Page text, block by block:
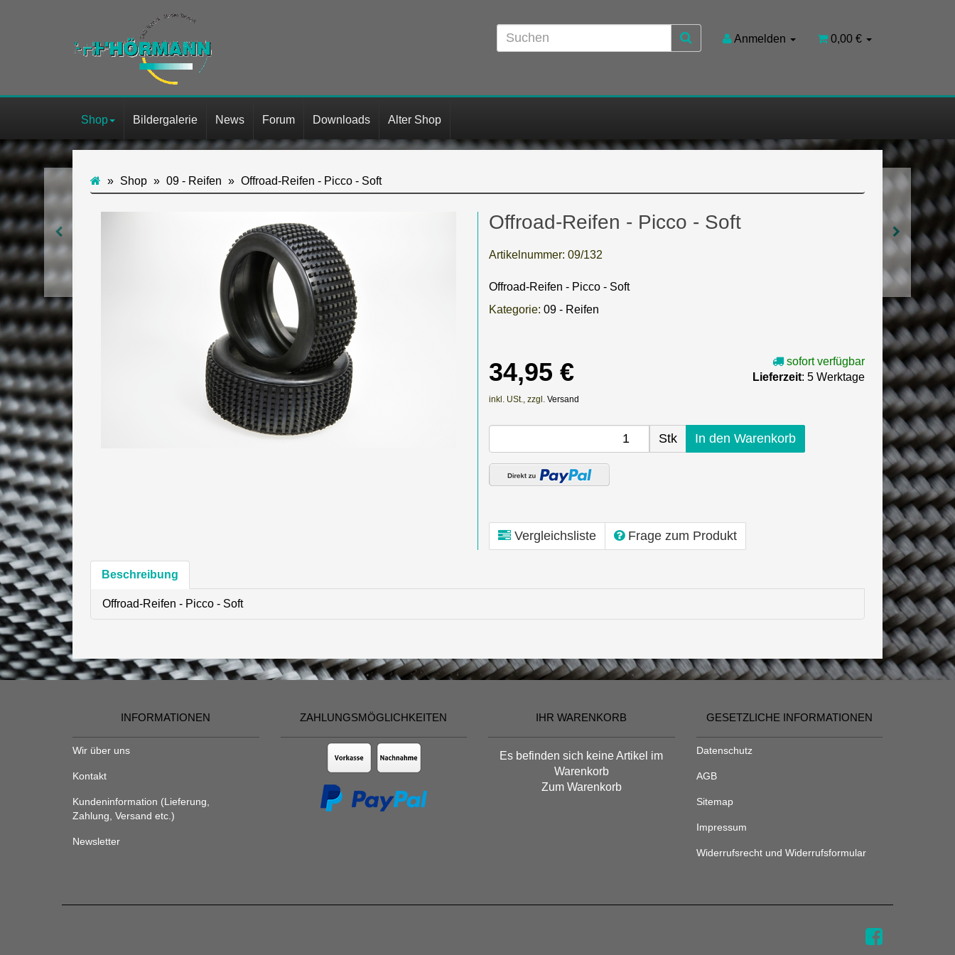
Anmelden 0,00 €
Shop Bildergalerie News Forum Downloads Alter Shop
Shop 09 - Reifen Offroad-Reifen - Picco - Soft
Offroad-Reifen - Picco - Soft
Artikelnummer: 09/132
Offroad-Reifen - Picco - Soft
Kategorie: 09 - Reifen
34,95 €
inkl. USt., zzgl. Versand
sofort verfügbar
Lieferzeit: 5 Werktage
Stk In den Warenkorb
Vergleichsliste Frage zum Produkt
Beschreibung
Offroad-Reifen - Picco - Soft
INFORMATIONEN
Wir über uns
Kontakt
Kundeninformation (Lieferung,
Zahlung, Versand etc.)
Newsletter
ZAHLUNGSMÖGLICHKEITEN IHR WARENKORB
Es befinden sich keine Artikel im
Warenkorb
Zum Warenkorb
GESETZLICHE INFORMATIONEN
Datenschutz
AGB
Sitemap
Impressum
Widerrufsrecht und Widerrufsformular